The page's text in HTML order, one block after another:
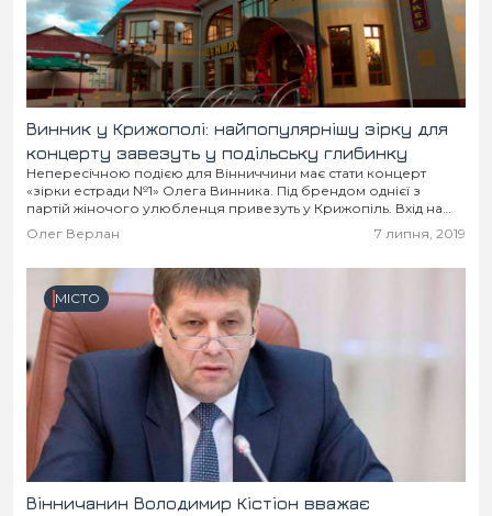
Винник у Крижополі: найпопулярнішу зірку для
концерту завезуть у подільську глибинку
Непересічною подією для Вінниччини має стати концерт
«зірки естради №1» Олега Винника. Під брендом однієї з
партій жіночого улюбленця привезуть у Крижопіль. Вхід на
концерт гостя для всіх бажаючих обіцяють...
Олег Верлан 7 липня, 2019
МІСТО
Вінничанин Володимир Кістіон вважає